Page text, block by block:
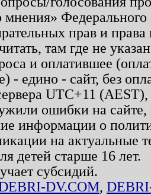
мнения»
прав и
там где не
и оплатившее
- едино - сайт, без
UTC+11
ошибки на
информации о
на актуальные
детей старше 16 лет.
субсидий.
DV.COM,